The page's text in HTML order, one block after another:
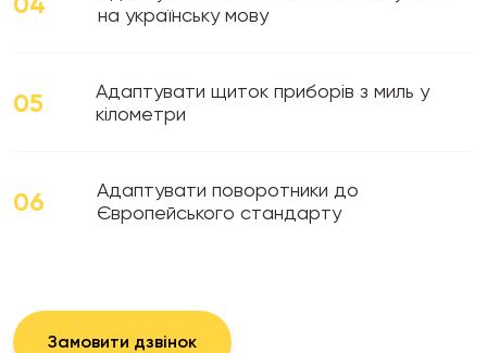
на українську мову
05
Адаптувати щиток приборів з миль у
кілометри
06
Адаптувати поворотники до
Європейського стандарту
Замовити дзвінок